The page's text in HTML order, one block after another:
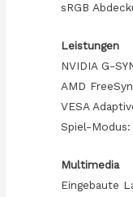
sRGB
Leistungen
NVIDIA G-
AMD
VESA
Spiel-Modus:
Multimedia
Eingebaute